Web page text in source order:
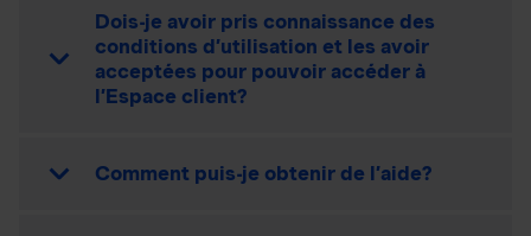
Dois-je avoir pris connaissance des
conditions d’utilisation et les avoir
acceptées pour pouvoir accéder à
l’Espace client?
Comment puis-je obtenir de l’aide?